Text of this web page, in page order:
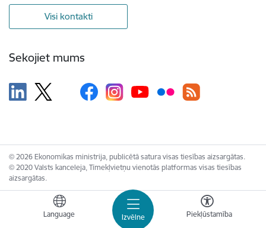
Izvēlne
Language Piekļūstamība
Visi kontakti
Sekojiet mums
© 2026 Ekonomikas ministrija, publicētā satura visas tiesības aizsargātas.
© 2020 Valsts kanceleja, Tīmekļvietņu vienotās platformas visas tiesības
aizsargātas.